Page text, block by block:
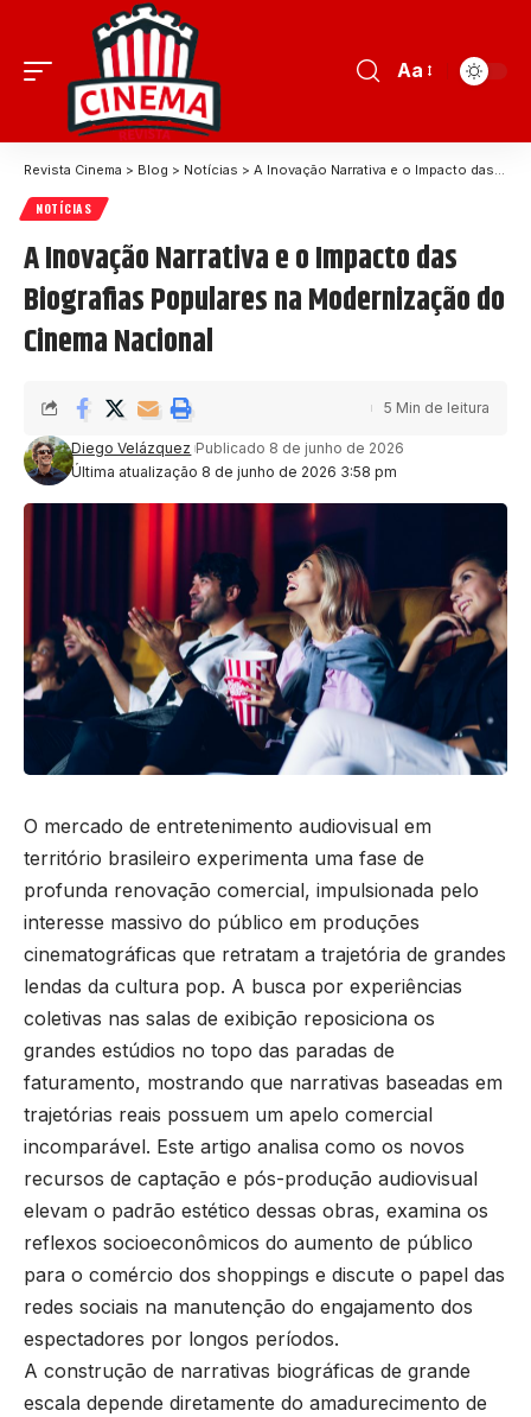
Aa
Revista Cinema > Blog > Notícias > A Inovação Narrativa e o Impacto das Biografias Populares na Modernização do Cinema Nacional
NOTÍCIAS
A Inovação Narrativa e o Impacto das
Biografias Populares na Modernização do
Cinema Nacional
Última atualização 8 de junho de 2026 3:58 pm
Diego Velázquez Publicado 8 de junho de 2026
5 Min de leitura
O mercado de entretenimento audiovisual em
território brasileiro experimenta uma fase de
profunda renovação comercial, impulsionada pelo
interesse massivo do público em produções
cinematográficas que retratam a trajetória de grandes
lendas da cultura pop. A busca por experiências
coletivas nas salas de exibição reposiciona os
grandes estúdios no topo das paradas de
faturamento, mostrando que narrativas baseadas em
trajetórias reais possuem um apelo comercial
incomparável. Este artigo analisa como os novos
recursos de captação e pós-produção audiovisual
elevam o padrão estético dessas obras, examina os
reflexos socioeconômicos do aumento de público
para o comércio dos shoppings e discute o papel das
redes sociais na manutenção do engajamento dos
espectadores por longos períodos.
A construção de narrativas biográficas de grande
escala depende diretamente do amadurecimento de